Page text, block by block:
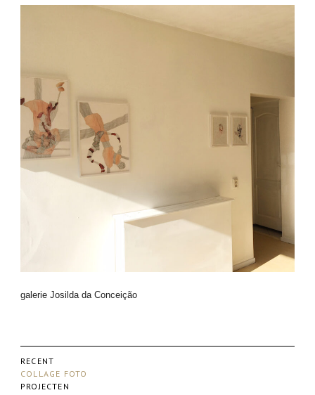
galerie Josilda da Conceição
RECENT
COLLAGE FOTO
PROJECTEN